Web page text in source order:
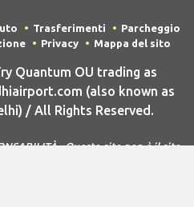
Trasferimenti
Parcheggio
Privacy Mappa del sito
Quantum OU trading as
(also known as
/ All Rights Reserved.
- Questo sito non è il sito